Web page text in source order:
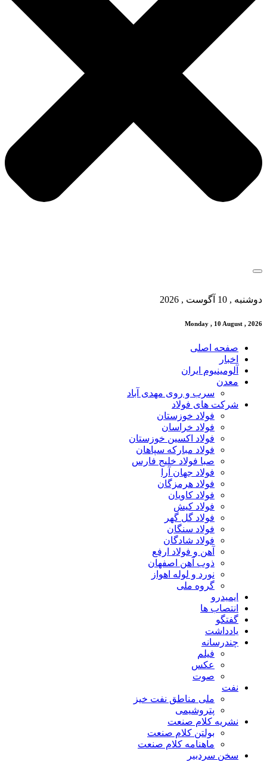
دوشنبه , 10 آگوست , 2026
Monday , 10 August , 2026
صفحه اصلی
اخبار
آلومینیوم ایران
معدن
سرب و روی مهدی آباد
شرکت های فولاد
فولاد خوزستان
فولاد خراسان
فولاد اکسین خوزستان
فولاد مبارکه سپاهان
صبا فولاد خلیج فارس
فولاد جهان آرا
فولاد هرمزگان
فولاد کاویان
فولاد کیش
فولاد گل گهر
فولاد سنگان
فولاد شادگان
آهن و فولاد ارفع
ذوب آهن اصفهان
نورد و لوله اهواز
گروه ملی
ایمیدرو
انتصاب ها
گفتگو
یادداشت
چندرسانه
فیلم
عکس
صوت
نفت
ملی مناطق نفت خیز
پتروشیمی
نشریه کلام صنعت
بولتن کلام صنعت
ماهنامه کلام صنعت
سخن سردبیر